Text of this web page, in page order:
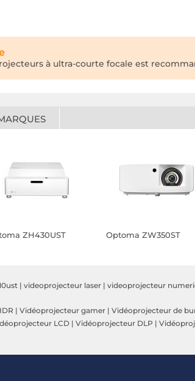
à ultra-courte focale est
ZH430UST Optoma ZW350ST
| videoprojecteur laser | videoprojecteur
| Vidéoprojecteur gamer | Vidéoprojecteur de
LCD | Vidéoprojecteur DLP |